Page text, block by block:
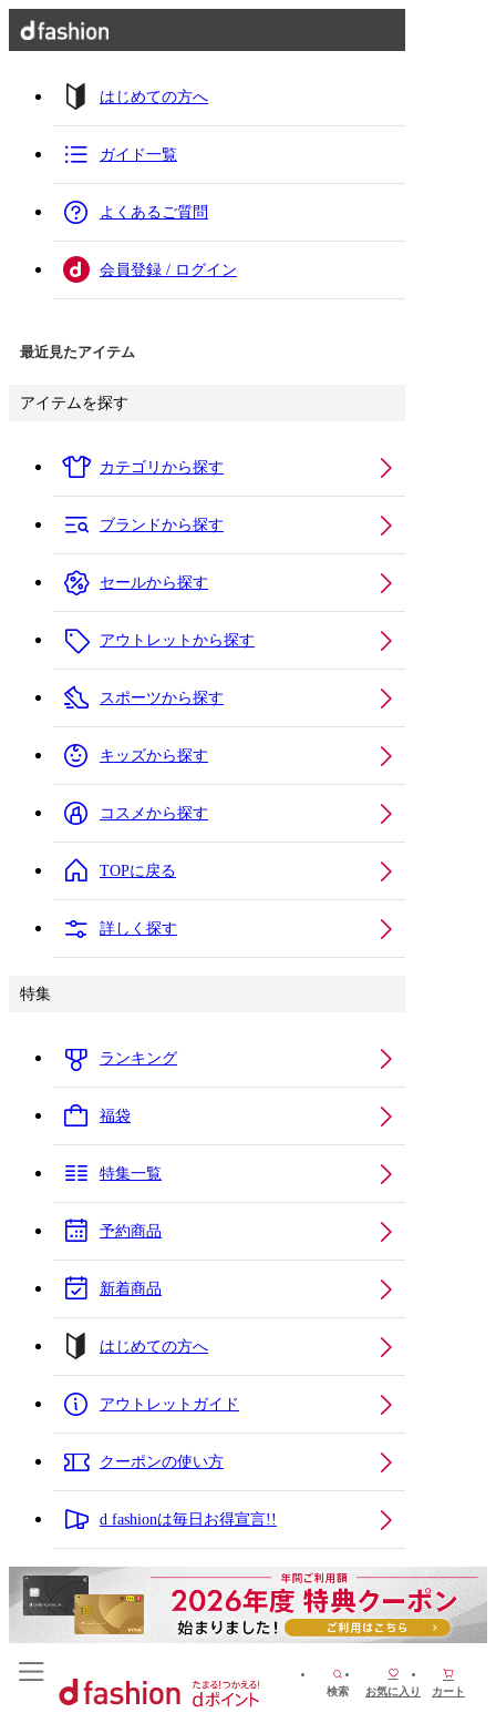
はじめての方へ
ガイド一覧
よくあるご質問
会員登録 / ログイン
最近見たアイテム
アイテムを探す
カテゴリから探す
ブランドから探す
セールから探す
アウトレットから探す
スポーツから探す
キッズから探す
コスメから探す
TOPに戻る
詳しく探す
特集
ランキング
福袋
特集一覧
予約商品
新着商品
はじめての方へ
アウトレットガイド
クーポンの使い方
d fashionは毎日お得宣言!!
検索 お気に入り カート